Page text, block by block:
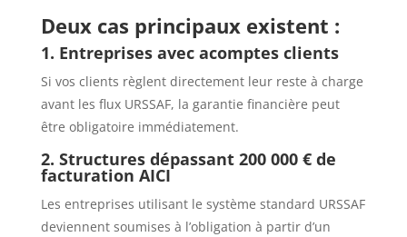
Deux cas principaux existent :
1. Entreprises avec acomptes clients
Si vos clients règlent directement leur reste à charge
avant les flux URSSAF, la garantie financière peut
être obligatoire immédiatement.
2. Structures dépassant 200 000 € de
facturation AICI
Les entreprises utilisant le système standard URSSAF
deviennent soumises à l’obligation à partir d’un